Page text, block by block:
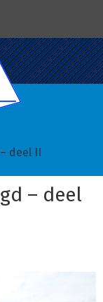
deel II
– deel